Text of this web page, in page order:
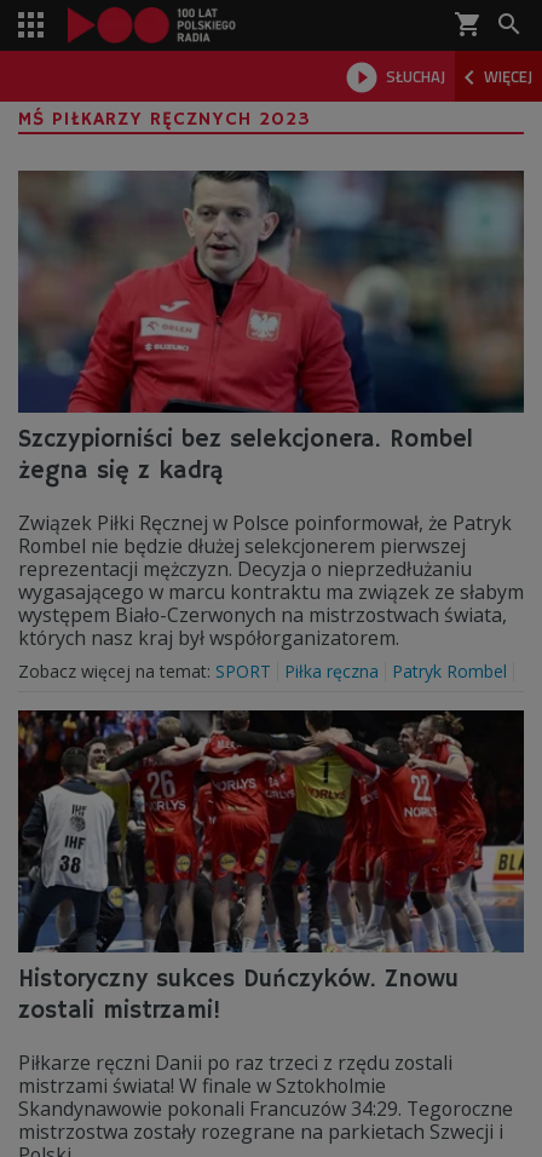
shopping_cart 
 SŁUCHAJ  WIĘCEJ

MŚ PIŁKARZY RĘCZNYCH 2023
Szczypiorniści bez selekcjonera. Rombel
żegna się z kadrą
Związek Piłki Ręcznej w Polsce poinformował, że Patryk
Rombel nie będzie dłużej selekcjonerem pierwszej
reprezentacji mężczyzn. Decyzja o nieprzedłużaniu
wygasającego w marcu kontraktu ma związek ze słabym
występem Biało-Czerwonych na mistrzostwach świata,
których nasz kraj był współorganizatorem.
Zobacz więcej na temat: SPORT Piłka ręczna Patryk Rombel
Historyczny sukces Duńczyków. Znowu
zostali mistrzami!
Piłkarze ręczni Danii po raz trzeci z rzędu zostali
mistrzami świata! W finale w Sztokholmie
Skandynawowie pokonali Francuzów 34:29. Tegoroczne
mistrzostwa zostały rozegrane na parkietach Szwecji i